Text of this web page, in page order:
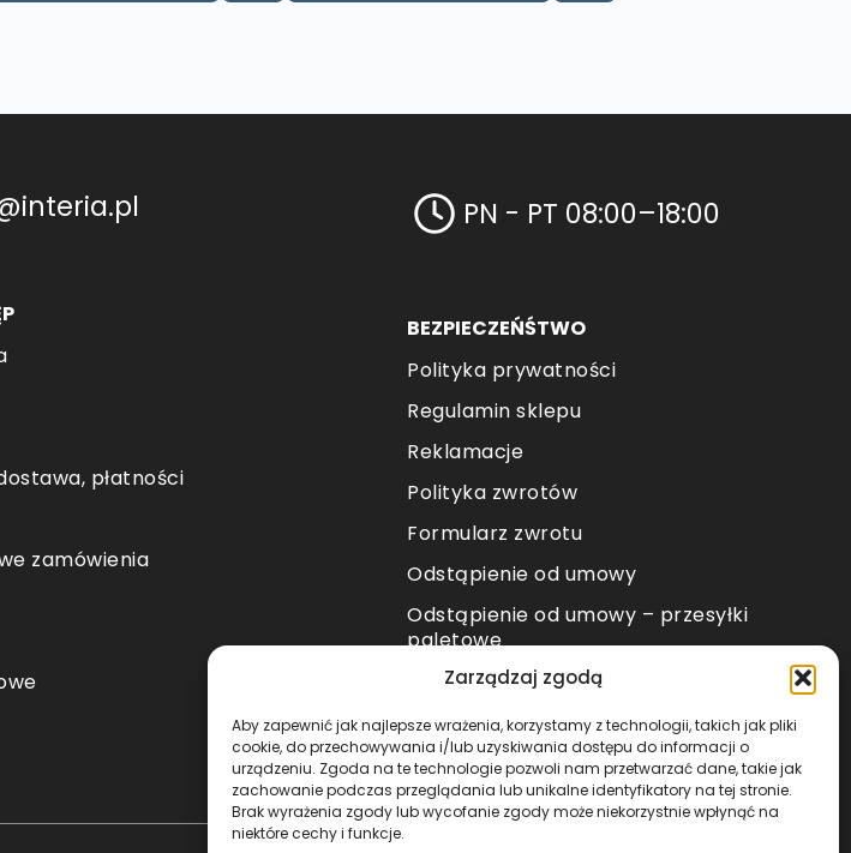
Zarządzaj zgodą
Aby zapewnić jak najlepsze wrażenia, korzystamy z technologii, takich jak pliki
cookie, do przechowywania i/lub uzyskiwania dostępu do informacji o
urządzeniu. Zgoda na te technologie pozwoli nam przetwarzać dane, takie jak
zachowanie podczas przeglądania lub unikalne identyfikatory na tej stronie.
Brak wyrażenia zgody lub wycofanie zgody może niekorzystnie wpłynąć na
niektóre cechy i funkcje.
płatności
zamówienia
PN - PT 08:00–18:00
BEZPIECZEŃŚTWO
Polityka prywatności
Regulamin sklepu
Reklamacje
Polityka zwrotów
Formularz zwrotu
Odstąpienie od umowy
Odstąpienie od umowy – przesyłki
paletowe
METODY PŁATNOŚCI